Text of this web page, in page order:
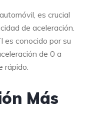
es crucial
de aceleración.
es conocido por su
de 0 a
rápido.
Más